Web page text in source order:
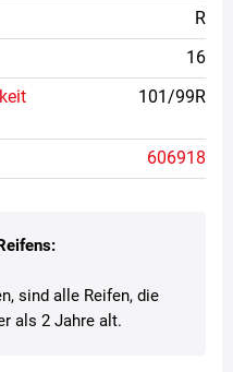
sind alle Reifen, die
als 2 Jahre alt.
R
16
101/99R
606918